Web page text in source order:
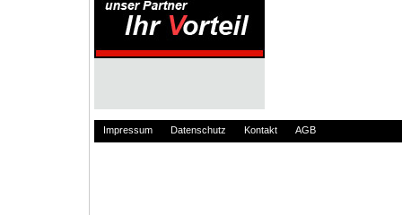
Impressum Datenschutz Kontakt AGB